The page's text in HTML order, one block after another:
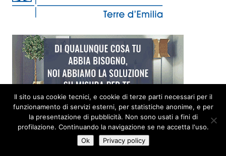
Il sito usa cookie tecnici, e cookie di terze parti necessari per il
funzionamento di servizi esterni, per statistiche anonime, e per
la presentazione di pubblicità. Non sono usati a fini di
profilazione. Continuando la navigazione se ne accetta l'uso.
Ok
Privacy policy